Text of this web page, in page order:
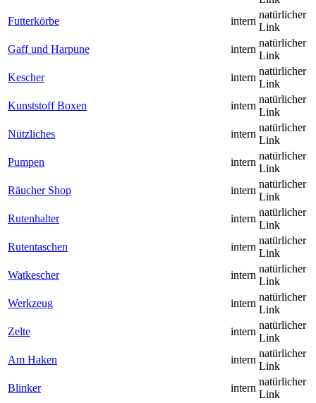
Futterkörbe
intern
natürlicher
Link
Gaff und Harpune
intern
natürlicher
Link
Kescher
intern
natürlicher
Link
Kunststoff Boxen
intern
natürlicher
Link
Nützliches
intern
natürlicher
Link
Pumpen
intern
natürlicher
Link
Räucher Shop
intern
natürlicher
Link
Rutenhalter
intern
natürlicher
Link
Rutentaschen
intern
natürlicher
Link
Watkescher
intern
natürlicher
Link
Werkzeug
intern
natürlicher
Link
Zelte
intern
natürlicher
Link
Am Haken
intern
natürlicher
Link
Blinker
intern
natürlicher
Link